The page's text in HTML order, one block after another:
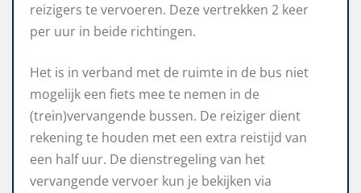
reizigers te vervoeren. Deze vertrekken 2 keer
per uur in beide richtingen.
Het is in verband met de ruimte in de bus niet
mogelijk een fiets mee te nemen in de
(trein)vervangende bussen. De reiziger dient
rekening te houden met een extra reistijd van
een half uur. De dienstregeling van het
vervangende vervoer kun je bekijken via